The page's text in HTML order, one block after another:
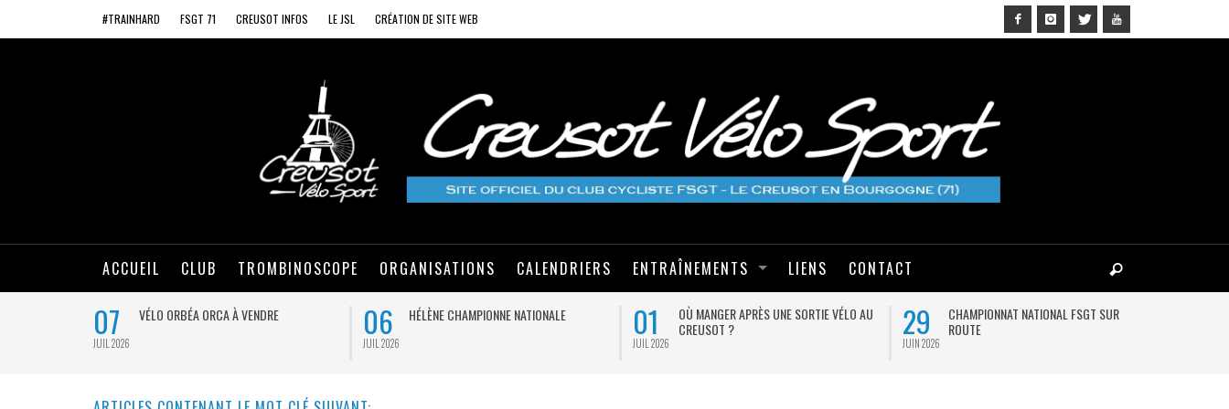
#TRAINHARD FSGT 71 CREUSOT INFOS LE JSL CRÉATION DE SITE WEB
ACCUEIL CLUB TROMBINOSCOPE ORGANISATIONS CALENDRIERS ENTRAÎNEMENTS LIENS CONTACT
07
JUIL 2026
VÉLO ORBÉA ORCA À VENDRE 06
JUIL 2026
HÉLÈNE CHAMPIONNE NATIONALE 01
JUIL 2026
OÙ MANGER APRÈS UNE SORTIE VÉLO AU
CREUSOT ?
29
JUIN 2026
CHAMPIONNAT NATIONAL FSGT SUR
ROUTE